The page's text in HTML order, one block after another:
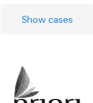
Show cases